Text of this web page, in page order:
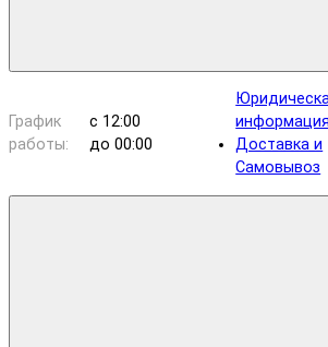
График
работы:
с 12:00
до 00:00
информация
Доставка и
Самовывоз